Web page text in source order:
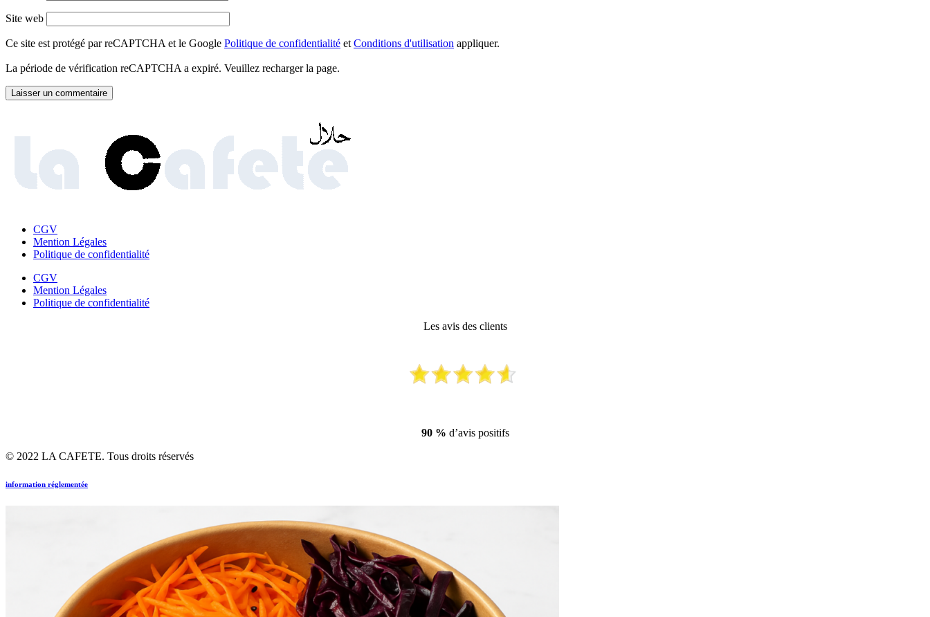
Site web
Ce site est protégé par reCAPTCHA et le Google Politique de confidentialité et Conditions d'utilisation appliquer.
La période de vérification reCAPTCHA a expiré. Veuillez recharger la page.
CGV
Mention Légales
Politique de confidentialité
CGV
Mention Légales
Politique de confidentialité
Les avis des clients
90 % d’avis positifs
© 2022 LA CAFETE. Tous droits réservés
information réglementée